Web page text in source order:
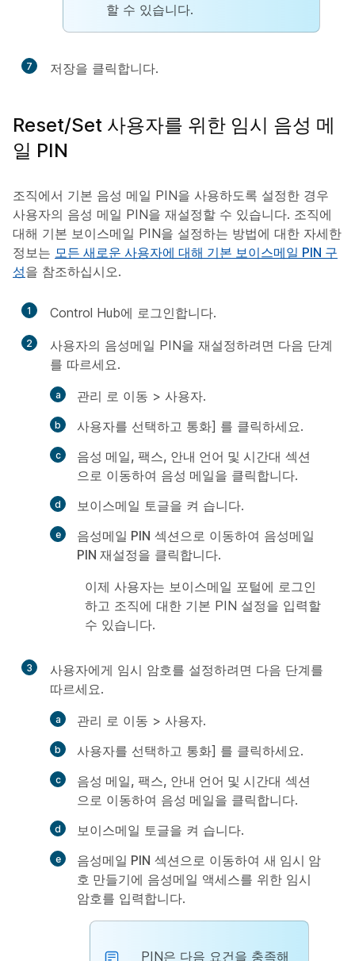
할 수 있습니다.
7 저장을 클릭합니다.
Reset/Set 사용자를 위한 임시 음성 메
일 PIN
조직에서 기본 음성 메일 PIN을 사용하도록 설정한 경우
사용자의 음성 메일 PIN을 재설정할 수 있습니다. 조직에
대해 기본 보이스메일 PIN을 설정하는 방법에 대한 자세한
정보는 모든 새로운 사용자에 대해 기본 보이스메일 PIN 구
성을 참조하십시오.
1 Control Hub에 로그인합니다.
2
사용자의 음성메일 PIN을 재설정하려면 다음 단계
를 따르세요.
관리 로 이동 > 사용자.
사용자를 선택하고 통화] 를 클릭하세요.
음성 메일, 팩스, 안내 언어 및 시간대 섹션
으로 이동하여 음성 메일을 클릭합니다.
보이스메일 토글을 켜 습니다.
음성메일 PIN 섹션으로 이동하여 음성메일
PIN 재설정을 클릭합니다.
이제 사용자는 보이스메일 포털에 로그인
하고 조직에 대한 기본 PIN 설정을 입력할
수 있습니다.
3
사용자에게 임시 암호를 설정하려면 다음 단계를
따르세요.
관리 로 이동 > 사용자.
사용자를 선택하고 통화] 를 클릭하세요.
음성 메일, 팩스, 안내 언어 및 시간대 섹션
으로 이동하여 음성 메일을 클릭합니다.
보이스메일 토글을 켜 습니다.
음성메일 PIN 섹션으로 이동하여 새 임시 암
호 만들기에 음성메일 액세스를 위한 임시
암호를 입력합니다.
PIN은 다음 요건을 충족해